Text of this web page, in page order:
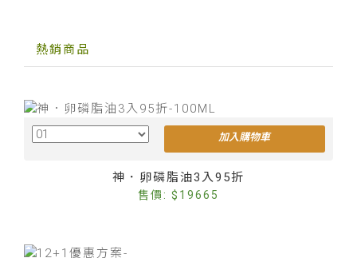
熱銷商品
加入購物車
神．卵磷脂油3入95折
售價: $19665